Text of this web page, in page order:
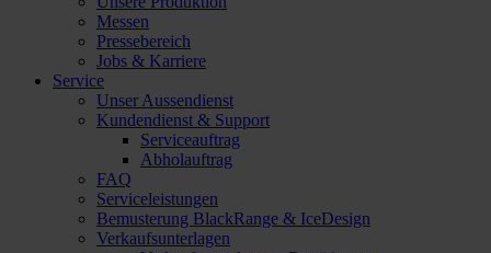
Messen
Pressebereich
Jobs & Karriere
Service
Unser Aussendienst
Kundendienst & Support
Serviceauftrag
Abholauftrag
FAQ
Serviceleistungen
Bemusterung BlackRange & IceDesign
Verkaufsunterlagen